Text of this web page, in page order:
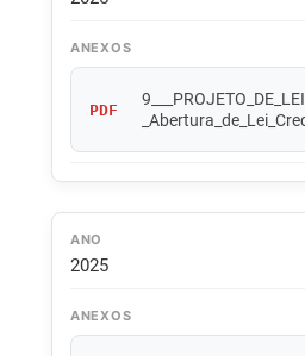
ANEXOS
PDF
ANO
2025
ANEXOS